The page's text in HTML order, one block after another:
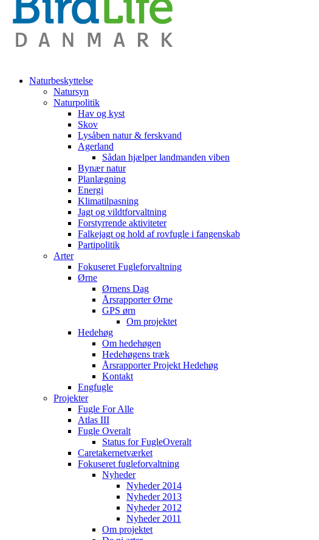
Naturbeskyttelse
Natursyn
Naturpolitik
Hav og kyst
Skov
Lysåben natur & ferskvand
Agerland
Sådan hjælper landmanden viben
Bynær natur
Planlægning
Energi
Klimatilpasning
Jagt og vildtforvaltning
Forstyrrende aktiviteter
Falkejagt og hold af rovfugle i fangenskab
Partipolitik
Arter
Fokuseret Fugleforvaltning
Ørne
Ørnens Dag
Årsrapporter Ørne
GPS ørn
Om projektet
Hedehøg
Om hedehøgen
Hedehøgens træk
Årsrapporter Projekt Hedehøg
Kontakt
Engfugle
Projekter
Fugle For Alle
Atlas III
Fugle Overalt
Status for FugleOveralt
Caretakernetværket
Fokuseret fugleforvaltning
Nyheder
Nyheder 2014
Nyheder 2013
Nyheder 2012
Nyheder 2011
Om projektet